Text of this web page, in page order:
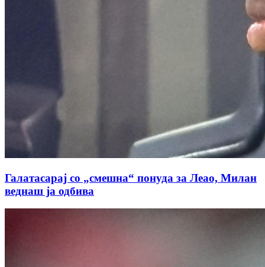
Галатасарај со „смешна“ понуда за Леао, Милан
веднаш ја одбива